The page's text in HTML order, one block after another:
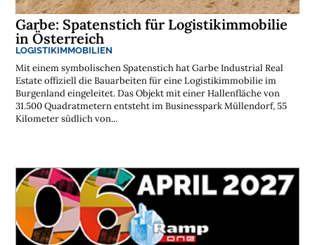
Garbe: Spatenstich für Logistikimmobilie
in Österreich
LOGISTIKIMMOBILIEN
Mit einem symbolischen Spatenstich hat Garbe Industrial Real
Estate offiziell die Bauarbeiten für eine Logistikimmobilie im
Burgenland eingeleitet. Das Objekt mit einer Hallenfläche von
31.500 Quadratmetern entsteht im Businesspark Müllendorf, 55
Kilometer südlich von...